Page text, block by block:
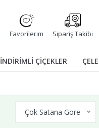
Favorilerim Sipariş Takibi
İNDİRİMLİ ÇİÇEKLER
Çok Satana Göre